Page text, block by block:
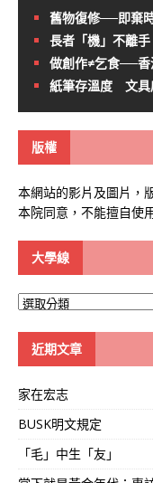
舊物復修──即棄
長者「機」不離
做創作≠乞食──
紙筆存溫度 文具
版權
本網站的影片及圖片，
本院同意，不能擅自使
大學線
大
近期文章
家在宏志
BUSK明文規定
「毛」中生「友」